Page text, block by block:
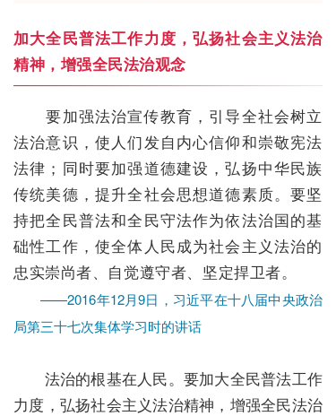
加大全民普法工作力度，弘扬社会主义法治
精神，增强全民法治观念
要加强法治宣传教育，引导全社会树立
法治意识，使人们发自内心信仰和崇敬宪法
法律；同时要加强道德建设，弘扬中华民族
传统美德，提升全社会思想道德素质。要坚
持把全民普法和全民守法作为依法治国的基
础性工作，使全体人民成为社会主义法治的
忠实崇尚者、自觉遵守者、坚定捍卫者。
——2016年12月9日，习近平在十八届中央政治
局第三十七次集体学习时的讲话
法治的根基在人民。要加大全民普法工作
力度，弘扬社会主义法治精神，增强全民法治